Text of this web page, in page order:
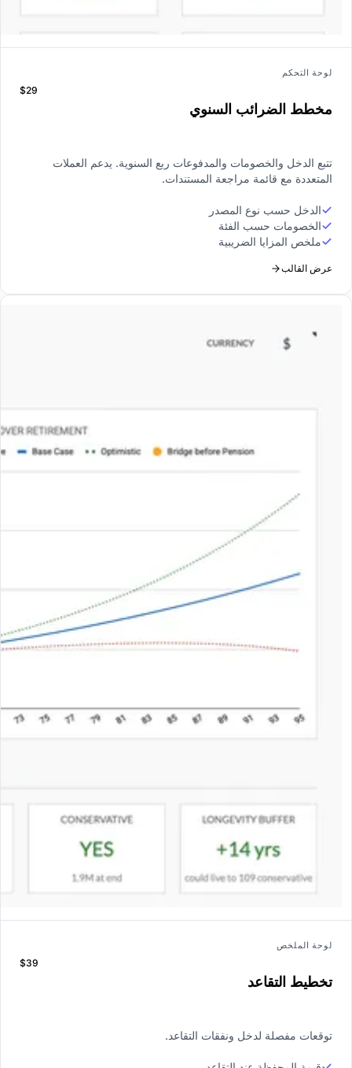
لوحة التحكم
مخطط الضرائب السنوي
$29
تتبع الدخل والخصومات والمدفوعات ربع السنوية. يدعم العملات
المتعددة مع قائمة مراجعة المستندات.
الدخل حسب نوع المصدر
الخصومات حسب الفئة
ملخص المزايا الضريبية
عرض القالب
لوحة الملخص
تخطيط التقاعد
$39
توقعات مفصلة لدخل ونفقات التقاعد.